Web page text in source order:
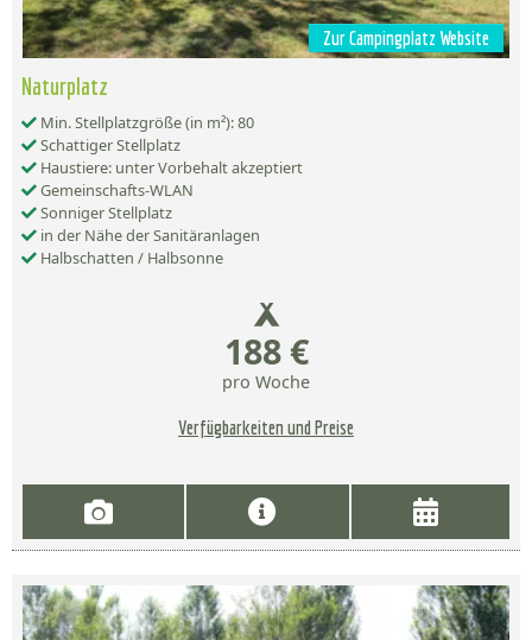
Zur Campingplatz Website
Naturplatz
Min. Stellplatzgröße (in m²): 80
Schattiger Stellplatz
Haustiere: unter Vorbehalt akzeptiert
Gemeinschafts-WLAN
Sonniger Stellplatz
in der Nähe der Sanitäranlagen
Halbschatten / Halbsonne
188 €
pro Woche
Verfügbarkeiten und Preise